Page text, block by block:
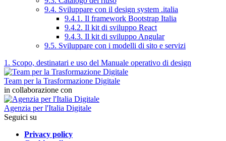
9.4. Sviluppare con il design system .italia
9.4.1. Il framework Bootstrap Italia
9.4.2. Il kit di sviluppo React
9.4.3. Il kit di sviluppo Angular
9.5. Sviluppare con i modelli di sito e servizi
1. Scopo, destinatari e uso del Manuale operativo di design
Team per la Trasformazione Digitale
in collaborazione con
Agenzia per l'Italia Digitale
Seguici su
Privacy policy